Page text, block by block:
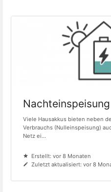
Viele Hausakkus bieten neben
Verbrauchs (Nulleinspeisung)
Netz ei...
Erstellt: vor 8 Monaten
Zuletzt aktualisiert: vor 8